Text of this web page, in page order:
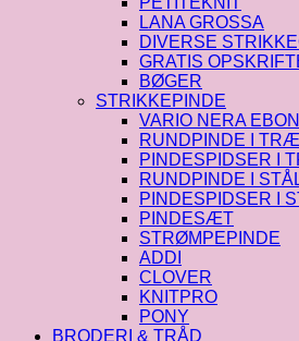
LANA GROSSA
DIVERSE
GRATIS
BØGER
STRIKKEPINDE
VARIO NERA
RUNDPINDE I TRÆ
PINDESPIDSER I
RUNDPINDE I
PINDESPIDSER I
PINDESÆT
STRØMPEPINDE
ADDI
CLOVER
KNITPRO
PONY
BRODERI & TRÅD